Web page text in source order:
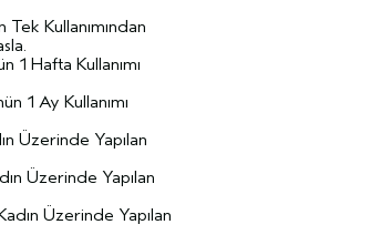
Kullanımından
1 Hafta Kullanımı
1 Ay Kullanımı
Üzerinde Yapılan
Üzerinde Yapılan
Üzerinde Yapılan